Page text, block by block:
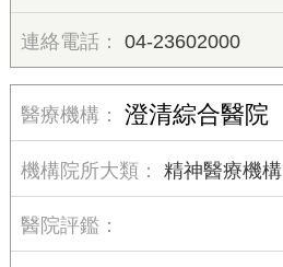
04-23602000
澄清綜合醫院
精神醫療機構